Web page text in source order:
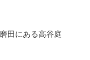
田にある高谷庭